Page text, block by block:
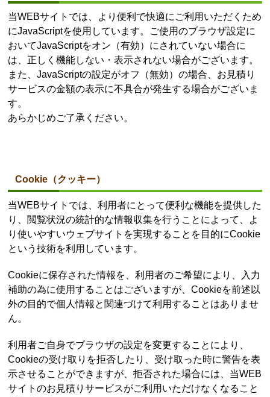
当WEBサイトでは、より便利で快適にご利用いただくため
にJavaScriptを使用しています。ご使用のブラウザ設定に
おいてJavaScriptをオン（有効）にされていない場合に
は、正しく機能しない・表示されない場合がございます。
また、JavaScriptの設定がオフ（無効）の場合、お見積り
サービスの金額の表示に不具合が発生する場合がございま
す。
あらかじめご了承ください。
Cookie（クッキー）
当WEBサイトでは、利用者にとって便利な機能を提供した
り、閲覧状況の統計的な情報収集を行うことによって、よ
り使いやすいウェブサイトを実現することを目的にCookie
という技術を利用しています。
Cookieに保存された情報を、利用者のご希望により、入力
補助の為に使用することはございますが、Cookieを前述以
外の目的で個人情報と関連づけて利用することはありませ
ん。
利用者ご自身でブラウザの設定を変更することにより、
Cookieの受け取りを拒否したり、受け取った時に警告を表
示させることができますが、拒否された場合には、当WEB
サイトのお見積りサービスがご利用いただけなくなること